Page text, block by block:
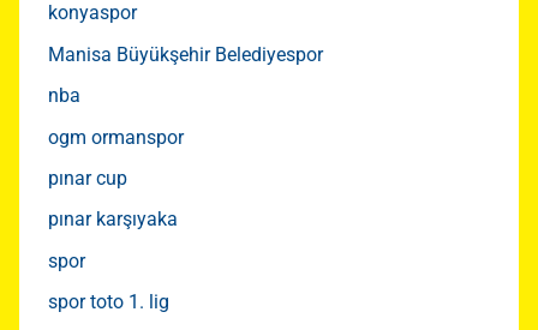
konyaspor
Manisa Büyükşehir Belediyespor
nba
ogm ormanspor
pınar cup
pınar karşıyaka
spor
spor toto 1. lig